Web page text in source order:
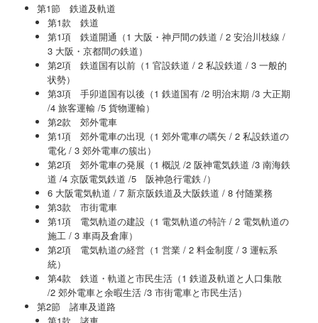
第1節 鉄道及軌道
第1款 鉄道
第1項 鉄道開通（1 大阪・神戸間の鉄道 / 2 安治川枝線 /
3 大阪・京都間の鉄道）
第2項 鉄道国有以前（1 官設鉄道 / 2 私設鉄道 / 3 一般的
状勢）
第3項 手卯道国有以後（1 鉄道国有 /2 明治末期 /3 大正期
/4 旅客運輸 /5 貨物運輸）
第2款 郊外電車
第1項 郊外電車の出現（1 郊外電車の嚆矢 / 2 私設鉄道の
電化 / 3 郊外電車の簇出）
第2項 郊外電車の発展（1 概説 /2 阪神電気鉄道 /3 南海鉄
道 /4 京阪電気鉄道 /5 阪神急行電鉄 /）
6 大阪電気軌道 / 7 新京阪鉄道及大阪鉄道 / 8 付随業務
第3款 市街電車
第1項 電気軌道の建設（1 電気軌道の特許 / 2 電気軌道の
施工 / 3 車両及倉庫）
第2項 電気軌道の経営（1 営業 / 2 料金制度 / 3 運転系
統）
第4款 鉄道・軌道と市民生活（1 鉄道及軌道と人口集散
/2 郊外電車と余暇生活 /3 市街電車と市民生活）
第2節 諸車及道路